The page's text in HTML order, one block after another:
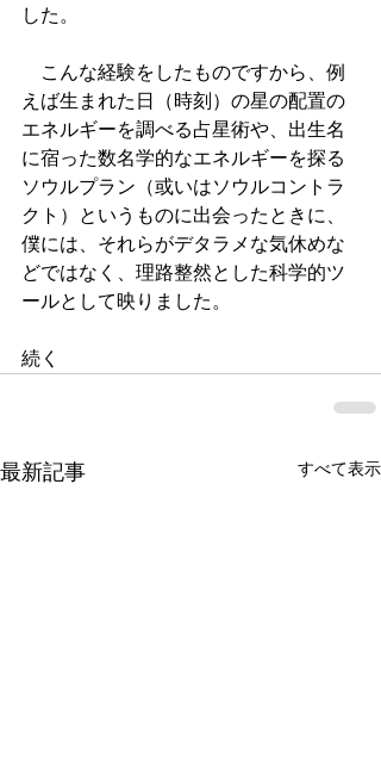
した。
こんな経験をしたものですから、例
えば生まれた日（時刻）の星の配置の
エネルギーを調べる占星術や、出生名
に宿った数名学的なエネルギーを探る
ソウルプラン（或いはソウルコントラ
クト）というものに出会ったときに、
僕には、それらがデタラメな気休めな
どではなく、理路整然とした科学的ツ
ールとして映りました。
続く
最新記事 すべて表示